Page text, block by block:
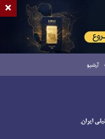
آرشیو
×